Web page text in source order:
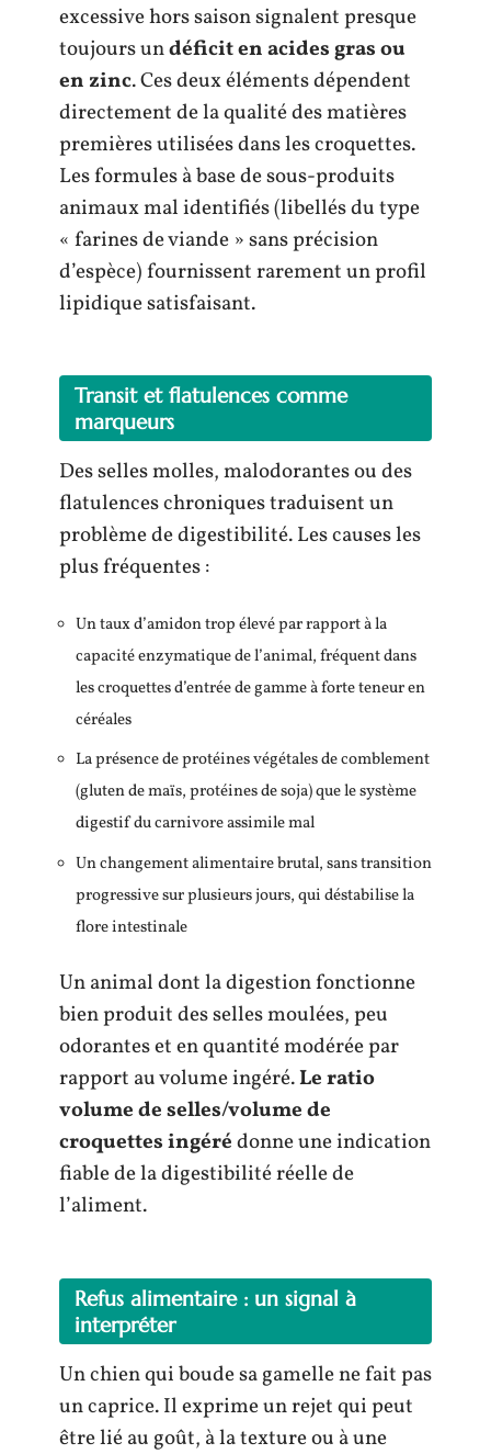
excessive hors saison signalent presque
toujours undéficit en acides gras ou
en zinc. Ces deux éléments dépendent
directement de la qualité des matières
premières utilisées dans les croquettes.
Les formules à base de sous-produits
animaux mal identifiés (libellés du type
« farines de viande » sans précision
d’espèce) fournissent rarement un profil
lipidique satisfaisant.
Transit et flatulences comme
marqueurs
Des selles molles, malodorantes ou des
flatulences chroniques traduisent un
problème de digestibilité. Les causes les
plus fréquentes :
Un taux d’amidon trop élevé par rapport à la
capacité enzymatique de l’animal, fréquent dans
les croquettes d’entrée de gamme à forte teneur en
céréales
La présence de protéines végétales de comblement
(gluten de maïs, protéines de soja) que le système
digestif du carnivore assimile mal
Un changement alimentaire brutal, sans transition
progressive sur plusieurs jours, qui déstabilise la
flore intestinale
Un animal dont la digestion fonctionne
bien produit des selles moulées, peu
odorantes et en quantité modérée par
rapport au volume ingéré.Le ratio
volume de selles/volume de
croquettes ingérédonne une indication
fiable de la digestibilité réelle de
l’aliment.
Refus alimentaire : un signal à
interpréter
Un chien qui boude sa gamelle ne fait pas
un caprice. Il exprime un rejet qui peut
être lié au goût, à la texture ou à une